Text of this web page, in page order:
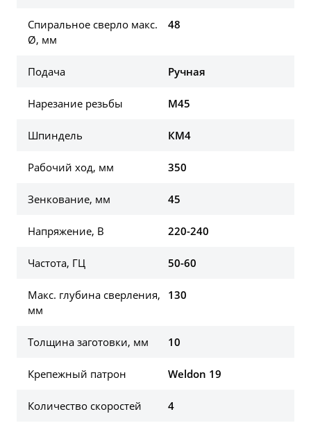
Спиральное сверло макс.
Ø, мм
48
Подача Ручная
Нарезание резьбы M45
Шпиндель КМ4
Рабочий ход, мм 350
Зенкование, мм 45
Напряжение, В 220-240
Частота, ГЦ 50-60
Макс. глубина сверления,
мм
130
Толщина заготовки, мм 10
Крепежный патрон Weldon 19
Количество скоростей 4